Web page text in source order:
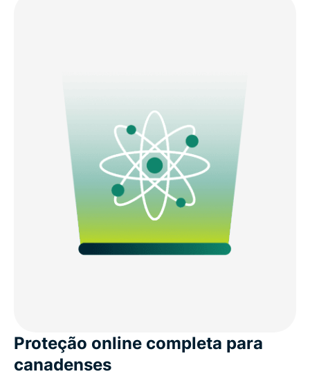
Proteção online completa para
canadenses